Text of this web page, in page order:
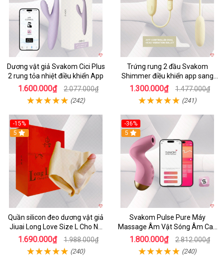
Dương vật giả Svakom Cici Plus
2 rung tỏa nhiệt điều khiển App
1.600.000₫ 2.077.000₫
(242)
Trứng rung 2 đầu Svakom
Shimmer điều khiển app sang
trọng chất lượng
1.300.000₫ 1.477.000₫
(241)
-15%
5
Quần silicon đeo dương vật giả
Jiuai Long Love Size L Cho Nữ
Đồng Tính
1.690.000₫ 1.988.000₫
(240)
-36%
5
Svakom Pulse Pure Máy
Massage Âm Vật Sóng Âm Cao
Cấp Điều Khiển App Đỉnh
1.800.000₫ 2.812.000₫
(240)